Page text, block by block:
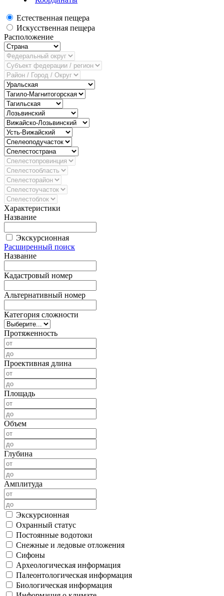
Естественная пещера
Искусственная пещера
Расположение
Характеристики
Название
Экскурсионная
Расширенный поиск
Название
Кадастровый номер
Альтернативный номер
Категория сложности
Протяженность
Проективная длина
Площадь
Объем
Глубина
Амплитуда
Экскурсионная
Охранный статус
Постоянные водотоки
Снежные и ледовые отложения
Сифоны
Археологическая информация
Палеонтологическая информация
Биологическая информация